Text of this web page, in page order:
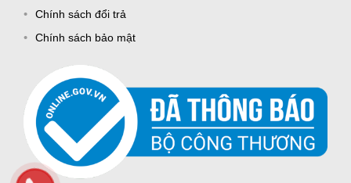
Chính sách đổi trả
Chính sách bảo mật